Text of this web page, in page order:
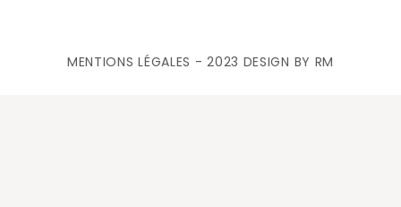
MENTIONS LÉGALES - 2023 DESIGN BY RM